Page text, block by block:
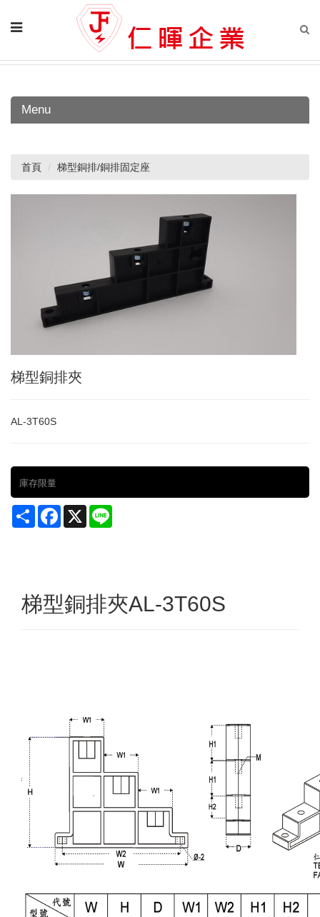
Menu
首頁 梯型銅排/銅排固定座
梯型銅排夾
AL-3T60S
庫存限量
Share Facebook
X
梯型銅排夾AL-3T60S